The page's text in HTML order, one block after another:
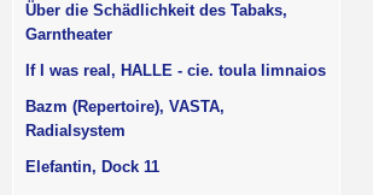
Über die Schädlichkeit des Tabaks,
Garntheater
If I was real, HALLE - cie. toula limnaios
Bazm (Repertoire), VASTA,
Radialsystem
Elefantin, Dock 11